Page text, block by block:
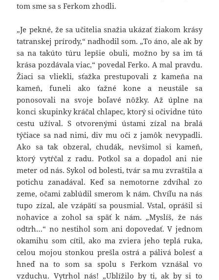
tom sme sa s Ferkom zhodli.
„Je pekné, že sa učitelia snažia ukázať žiakom krásy
tatranskej prírody,“ nadhodil som. „To áno, ale ak by
sa na takúto túru lepšie obuli, možno by sa im tá
krása pozdávala viac,“ povedal Ferko. A mal pravdu.
Žiaci sa vliekli, sťažka prestupovali z kameňa na
kameň, funeli ako ťažné kone a neustále sa
ponosovali na svoje boľavé nôžky. Až úplne na
konci skupinky kráčal chlapec, ktorý si očividne túto
cestu užíval. S otvorenými ústami zízal na bralá
týčiace sa nad nimi, div mu oči z jamôk nevypadli.
Ako sa tak obzeral, chudák, nevšimol si kameň,
ktorý vytŕčal z radu. Potkol sa a dopadol ani nie
meter od nás. Sykol od bolesti, tvár sa mu zvraštila a
potichu zanadával. Keď sa nemotorne zdvíhal zo
zeme, očami zablúdil smerom k nám. Chvíľu na nás
tupo zízal, ale vzápätí sa pousmial. Vstal, oprášil si
nohavice a zohol sa späť k nám. „Myslíš, že nás
odtrh…“ no nestihol som ani dopovedať. V jednom
okamihu som cítil, ako ma zviera jeho teplá ruka,
celou mojou stonkou prešla ostrá a pálivá bolesť a
hneď na to som sa spolu s Ferkom vznášal vo
vzduchu. Vytrhol nás! „Ublížilo by ti, ak by si to